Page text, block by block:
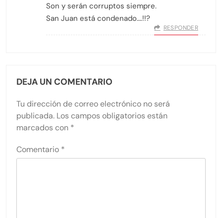
Son y serán corruptos siempre.
San Juan está condenado….!!?
RESPONDER
DEJA UN COMENTARIO
Tu dirección de correo electrónico no será
publicada. Los campos obligatorios están
marcados con *
Comentario *